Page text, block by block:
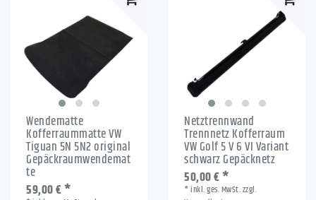
Wendematte
Kofferraummatte VW
Tiguan 5N 5N2 original
Gepäckraumwendemat
te
59,00 € *
Netztrennwand
Trennnetz Kofferraum
VW Golf 5 V 6 VI Variant
schwarz Gepäcknetz
50,00 € *
*inkl. ges. MwSt.zzgl.